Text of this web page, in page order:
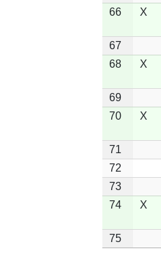
66 X
67
68
X
69
70
X
71
72
73
74
X
75